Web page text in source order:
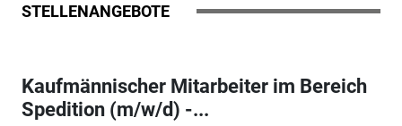
STELLENANGEBOTE
Kaufmännischer Mitarbeiter im Bereich
Spedition (m/w/d) -...